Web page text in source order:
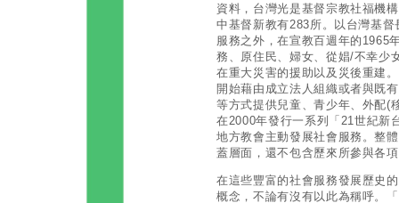
資料，台灣光是基督宗教社福機
中基督新教有283所。以台灣基
服務之外，在宣教百週年的1965
務、原住民、婦女、從娼/不幸少
在重大災害的援助以及災後重建
開始藉由成立法人組織或者與既
等方式提供兒童、青少年、外配(
在2000年發行一系列「21世紀新
地方教會主動發展社會服務。整
蓋層面，還不包含歷來所參與各
在這些豐富的社會服務發展歷史
概念，不論有沒有以此為稱呼。